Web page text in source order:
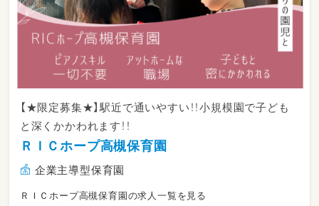
【★限定募集★】駅近で通いやすい！！小規模園で子ども
と深くかかわれます！！
ＲＩＣホープ高槻保育園
企業主導型保育園
ＲＩＣホープ高槻保育園の求人一覧を見る